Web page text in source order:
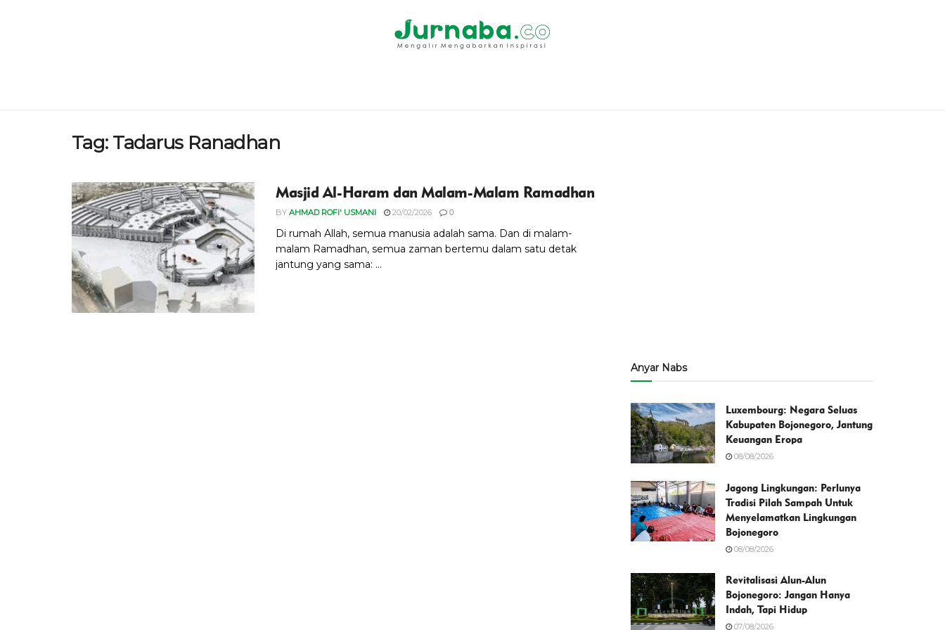
Tag: Tadarus Ranadhan
Masjid Al-Haram dan Malam-Malam Ramadhan
BY AHMAD ROFI' USMANI 20/02/2026 0
Di rumah Allah, semua manusia adalah sama. Dan di malam-
malam Ramadhan, semua zaman bertemu dalam satu detak
jantung yang sama: ...
Anyar Nabs
Luxembourg: Negara Seluas
Kabupaten Bojonegoro, Jantung
Keuangan Eropa
08/08/2026
Jagong Lingkungan: Perlunya
Tradisi Pilah Sampah Untuk
Menyelamatkan Lingkungan
Bojonegoro
08/08/2026
Revitalisasi Alun-Alun
Bojonegoro: Jangan Hanya
Indah, Tapi Hidup
07/08/2026